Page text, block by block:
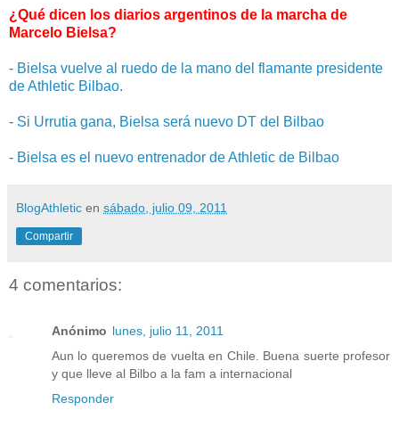
¿Qué dicen los diarios argentinos de la marcha de
Marcelo Bielsa?
- Bielsa vuelve al ruedo de la mano del flamante presidente
de Athletic Bilbao.
- Si Urrutia gana, Bielsa será nuevo DT del Bilbao
- Bielsa es el nuevo entrenador de Athletic de Bilbao
BlogAthletic en sábado, julio 09, 2011
Compartir
4 comentarios:
Anónimo lunes, julio 11, 2011
Aun lo queremos de vuelta en Chile. Buena suerte profesor
y que lleve al Bilbo a la fam a internacional
Responder